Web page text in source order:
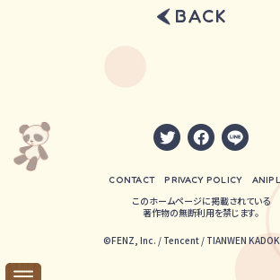
BACK
CONTACT PRIVACY POLICY
このホームページに掲載されている
著作物の無断利用を禁じます。
©FENZ, Inc. / Tencent / TIANWEN